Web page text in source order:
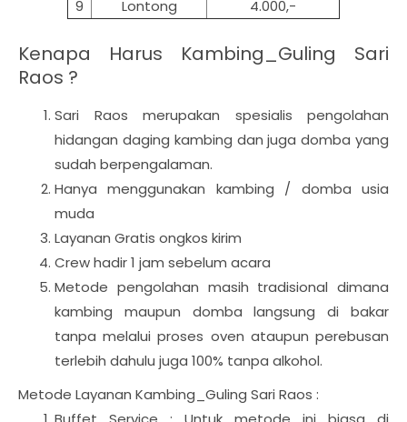
9
Lontong 4.000,-
Kenapa Harus Kambing_Guling Sari
Raos ?
Sari Raos merupakan spesialis pengolahan
hidangan daging kambing dan juga domba yang
sudah berpengalaman.
Hanya menggunakan kambing / domba usia
muda
Layanan Gratis ongkos kirim
Crew hadir 1 jam sebelum acara
Metode pengolahan masih tradisional dimana
kambing maupun domba langsung di bakar
tanpa melalui proses oven ataupun perebusan
terlebih dahulu juga 100% tanpa alkohol.
Metode Layanan Kambing_Guling Sari Raos :